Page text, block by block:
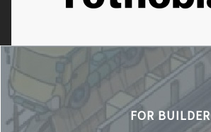
FOR BUILDER